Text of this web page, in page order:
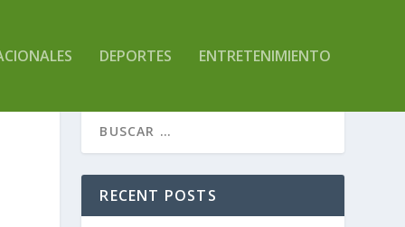
DEPORTES ENTRETENIMIENTO
RECENT POSTS